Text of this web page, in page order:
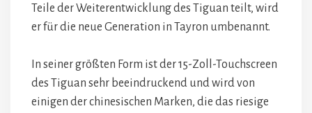
Teile der Weiterentwicklung des Tiguan teilt, wird
er für die neue Generation in Tayron umbenannt.
In seiner größten Form ist der 15-Zoll-Touchscreen
des Tiguan sehr beeindruckend und wird von
einigen der chinesischen Marken, die das riesige